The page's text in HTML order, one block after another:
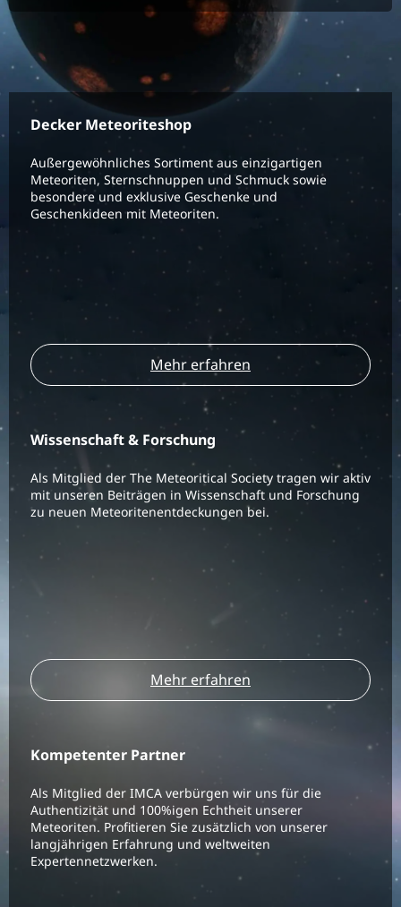
Decker Meteoriteshop
Außergewöhnliches Sortiment aus einzigartigen
Meteoriten, Sternschnuppen und Schmuck sowie
besondere und exklusive Geschenke und
Geschenkideen mit Meteoriten.
Mehr erfahren
Wissenschaft & Forschung
Als Mitglied der The Meteoritical Society tragen wir aktiv
mit unseren Beiträgen in Wissenschaft und Forschung
zu neuen Meteoritenentdeckungen bei.
Mehr erfahren
Kompetenter Partner
Als Mitglied der IMCA verbürgen wir uns für die
Authentizität und 100%igen Echtheit unserer
Meteoriten. Profitieren Sie zusätzlich von unserer
langjährigen Erfahrung und weltweiten
Expertennetzwerken.